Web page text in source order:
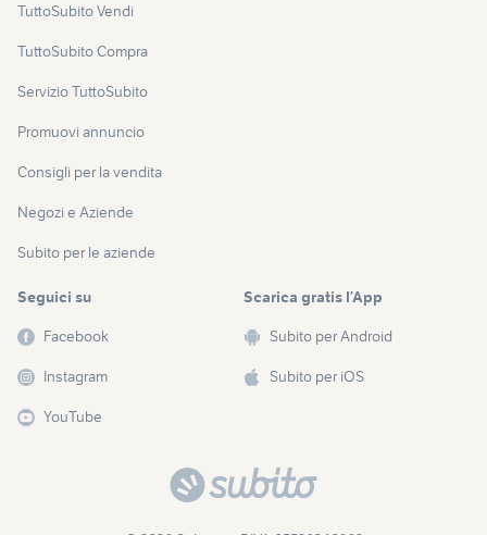
TuttoSubito Vendi
TuttoSubito Compra
Servizio TuttoSubito
Promuovi annuncio
Consigli per la vendita
Negozi e Aziende
Subito per le aziende
Seguici su
Facebook
Instagram
YouTube
Scarica gratis l’App
Subito per Android
Subito per iOS